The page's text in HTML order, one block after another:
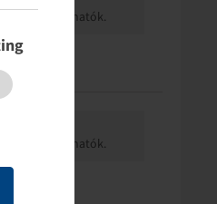
után láthatók.
után láthatók.